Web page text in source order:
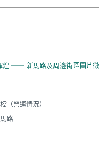
煌 ── 新馬路及周邊街區圖片徵
（營運情況）
路